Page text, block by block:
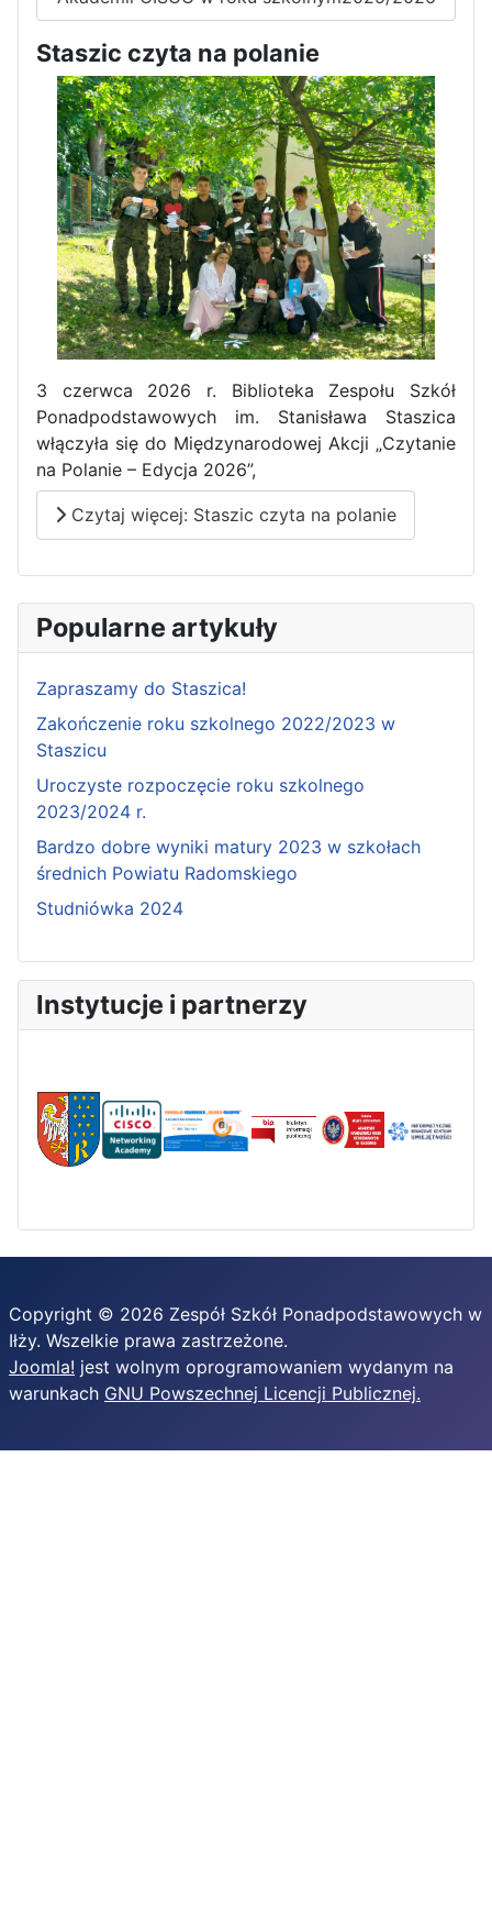
Staszic czyta na polanie
3 czerwca 2026 r. Biblioteka Zespołu Szkół
Ponadpodstawowych im. Stanisława Staszica
włączyła się do Międzynarodowej Akcji „Czytanie
na Polanie – Edycja 2026”,
Czytaj więcej: Staszic czyta na polanie
Popularne artykuły
Zapraszamy do Staszica!
Zakończenie roku szkolnego 2022/2023 w
Staszicu
Uroczyste rozpoczęcie roku szkolnego
2023/2024 r.
Bardzo dobre wyniki matury 2023 w szkołach
średnich Powiatu Radomskiego
Studniówka 2024
Instytucje i partnerzy
Copyright © 2026 Zespół Szkół Ponadpodstawowych w
Iłży. Wszelkie prawa zastrzeżone.
Joomla! jest wolnym oprogramowaniem wydanym na
warunkach GNU Powszechnej Licencji Publicznej.